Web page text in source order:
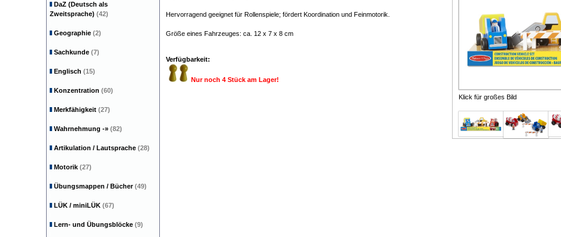
Klick für großes Bild
Hervorragend geeignet für Rollenspiele; fördert Koordination und Feinmotorik.
Größe eines Fahrzeuges: ca. 12 x 7 x 8 cm
Verfügbarkeit:
Nur noch 4 Stück am Lager!
DaZ (Deutsch als
Zweitsprache) (42)
Geographie (2)
Sachkunde (7)
Englisch (15)
Konzentration (60)
Merkfähigkeit (27)
Wahrnehmung -» (82)
Artikulation / Lautsprache (28)
Motorik (27)
Übungsmappen / Bücher(49)
LÜK / miniLÜK (67)
Lern- und Übungsblöcke (9)